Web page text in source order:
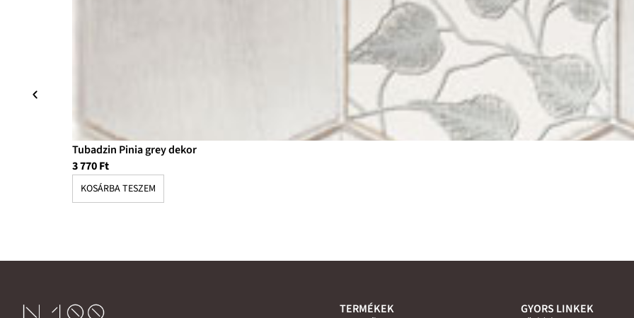
Tubadzin Pinia grey dekor
3 770Ft
KOSÁRBA TESZEM
TERMÉKEK GYORS LINKEK